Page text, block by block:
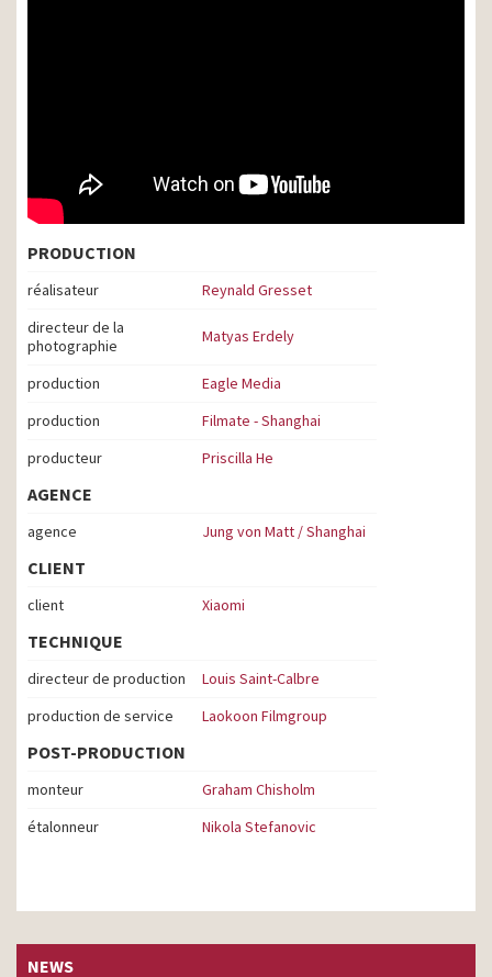
PRODUCTION
réalisateur
Reynald Gresset
directeur de la
photographie
Matyas Erdely
production
Eagle Media
production
Filmate - Shanghai
producteur
Priscilla He
AGENCE
agence Jung von Matt / Shanghai
CLIENT
client Xiaomi
TECHNIQUE
directeur de production
Louis Saint-Calbre
production de service
Laokoon Filmgroup
POST-PRODUCTION
monteur
Graham Chisholm
étalonneur
Nikola Stefanovic
NEWS